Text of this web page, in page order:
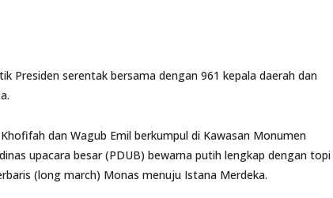
Presiden serentak bersama dengan 961 kepala daerah dan
dan Wagub Emil berkumpul di Kawasan Monumen
upacara besar (PDUB) bewarna putih lengkap dengan topi
(long march) Monas menuju Istana Merdeka.